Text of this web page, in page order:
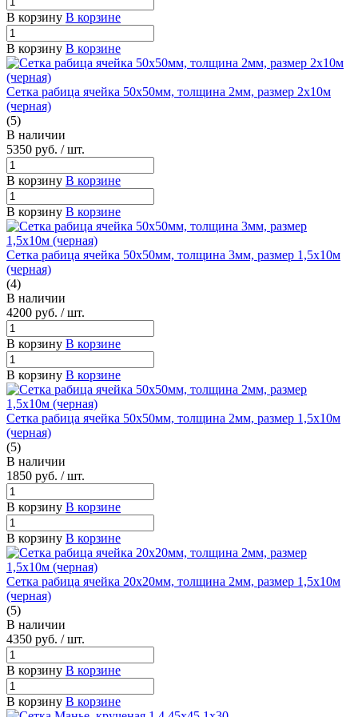
В корзину В корзине
В корзину В корзине
Сетка рабица ячейка 50х50мм, толщина 2мм, размер 2х10м
(черная)
(5)
В наличии
5350 руб. / шт.
В корзину В корзине
В корзину В корзине
Сетка рабица ячейка 50х50мм, толщина 3мм, размер 1,5х10м
(черная)
(4)
В наличии
4200 руб. / шт.
В корзину В корзине
В корзину В корзине
Сетка рабица ячейка 50х50мм, толщина 2мм, размер 1,5х10м
(черная)
(5)
В наличии
1850 руб. / шт.
В корзину В корзине
В корзину В корзине
Сетка рабица ячейка 20х20мм, толщина 2мм, размер 1,5х10м
(черная)
(5)
В наличии
4350 руб. / шт.
В корзину В корзине
В корзину В корзине